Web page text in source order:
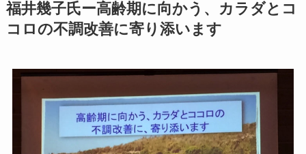
福井幾子氏ー高齢期に向かう、カラダとコ
コロの不調改善に寄り添います